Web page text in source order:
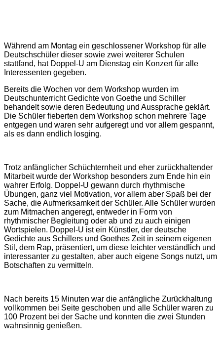
Während am Montag ein geschlossener Workshop für alle
Deutschschüler dieser sowie zwei weiterer Schulen
stattfand, hat Doppel-U am Dienstag ein Konzert für alle
Interessenten gegeben.
Bereits die Wochen vor dem Workshop wurden im
Deutschunterricht Gedichte von Goethe und Schiller
behandelt sowie deren Bedeutung und Aussprache geklärt.
Die Schüler fieberten dem Workshop schon mehrere Tage
entgegen und waren sehr aufgeregt und vor allem gespannt,
als es dann endlich losging.
Trotz anfänglicher Schüchternheit und eher zurückhaltender
Mitarbeit wurde der Workshop besonders zum Ende hin ein
wahrer Erfolg. Doppel-U gewann durch rhythmische
Übungen, ganz viel Motivation, vor allem aber Spaß bei der
Sache, die Aufmerksamkeit der Schüler. Alle Schüler wurden
zum Mitmachen angeregt, entweder in Form von
rhythmischer Begleitung oder ab und zu auch einigen
Wortspielen. Doppel-U ist ein Künstler, der deutsche
Gedichte aus Schillers und Goethes Zeit in seinem eigenen
Stil, dem Rap, präsentiert, um diese leichter verständlich und
interessanter zu gestalten, aber auch eigene Songs nutzt, um
Botschaften zu vermitteln.
Nach bereits 15 Minuten war die anfängliche Zurückhaltung
vollkommen bei Seite geschoben und alle Schüler waren zu
100 Prozent bei der Sache und konnten die zwei Stunden
wahnsinnig genießen.